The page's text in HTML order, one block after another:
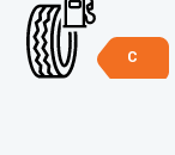
C